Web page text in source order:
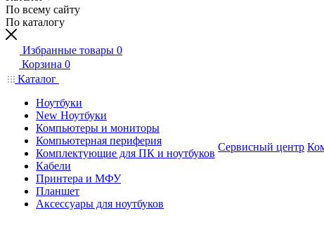
По всему сайту
По каталогу
Избранные товары 0
Корзина 0
Каталог
Ноутбуки
New Ноутбуки
Компьютеры и мониторы
Компьютерная периферия
Комплектующие для ПК и ноутбуков
Кабели
Принтера и МФУ
Планшет
Аксессуары для ноутбуков
Сервисный центр